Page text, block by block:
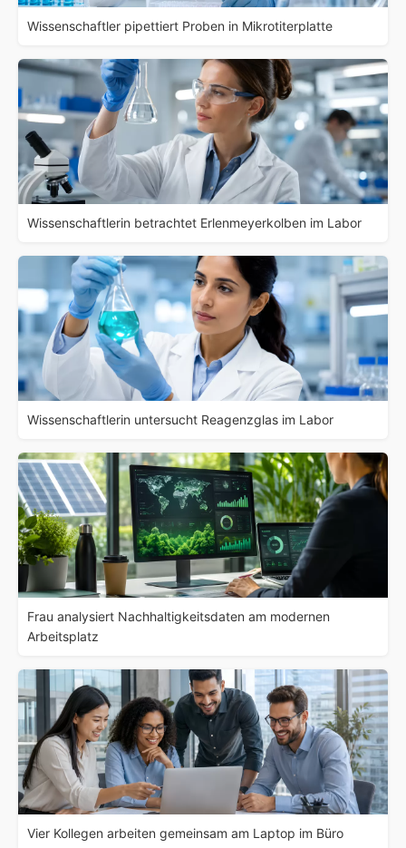
Wissenschaftler pipettiert Proben in Mikrotiterplatte
Wissenschaftlerin betrachtet Erlenmeyerkolben im Labor
Wissenschaftlerin untersucht Reagenzglas im Labor
Frau analysiert Nachhaltigkeitsdaten am modernen
Arbeitsplatz
Vier Kollegen arbeiten gemeinsam am Laptop im Büro